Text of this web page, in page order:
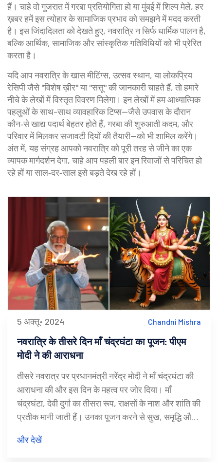
हैं। चाहे वो गुजरात में गरबा प्रतियोगिता हो या मुंबई में शिल्प मेले, हर
ख़बर हमें इस त्योहार के सामाजिक प्रभाव को समझने में मदद करती
है। इस जिंदादिलता को देखते हुए, नवरात्रि न सिर्फ धार्मिक पालन है,
बल्कि आर्थिक, सामाजिक और सांस्कृतिक गतिविधियों को भी प्रेरित
करता है।
यदि आप नवरात्रि के खास मीटिंग्स, उत्सव स्थान, या लोकप्रिय
रेसिपी जैसे "विशेष ख़ीर" या "सत्तू" की जानकारी चाहते हैं, तो हमारे
नीचे के लेखों में विस्तृत विवरण मिलेगा। इन लेखों में हम आध्यात्मिक
पहलुओं के साथ-साथ व्यावहारिक टिप्स—जैसे उपवास के दौरान
कौन‑से खाद्य पदार्थ बेहतर होते हैं, गरबा की शुरुआती कदम, और
परिवार में मिलकर सजावटी दियों की तैयारी—को भी शामिल करेंगे।
अंत में, यह संग्रह आपको नवरात्रि को पूरी तरह से जीने का एक
व्यापक मार्गदर्शन देगा, चाहे आप पहली बार इन रिवाजों से परिचित हो
रहे हों या साल‑दर‑साल इसे बड़ते देख रहे हों।
5 अक्तू॰ 2024 Chandni Mishra
नवरात्रि के तीसरे दिन माँ चंद्रघंटा का पूजन: पीएम
मोदी ने की आराधना
तीसरे नवरात्र पर प्रधानमंत्री नरेंद्र मोदी ने माँ चंद्रघंटा की
आराधना की और इस दिन के महत्व पर जोर दिया। माँ
चंद्रघंटा, देवी दुर्गा का तीसरा रूप, राक्षसों के नाश और शांति की
प्रतीक मानी जाती हैं। उनका पूजन करने से सुख, समृद्धि और
और देखें